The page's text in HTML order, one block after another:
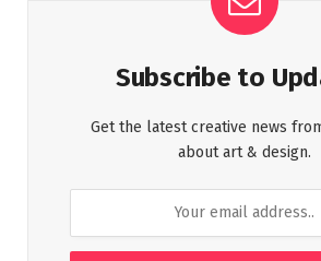
Subscribe to
Get the latest creative news
about art & design.